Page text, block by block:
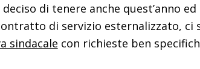
di tenere anche quest’anno
di servizio esternalizzato, ci
sindacale con richieste ben